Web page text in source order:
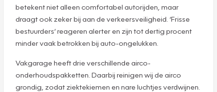
betekent niet alleen comfortabel autorijden, maar
draagt ook zeker bij aan de verkeersveiligheid. ‘Frisse
bestuurders’ reageren alerter en zijn tot dertig procent
minder vaak betrokken bij auto-ongelukken.
Vakgarage heeft drie verschillende airco-
onderhoudspakketten. Daarbij reinigen wij de airco
grondig, zodat ziektekiemen en nare luchtjes verdwijnen.